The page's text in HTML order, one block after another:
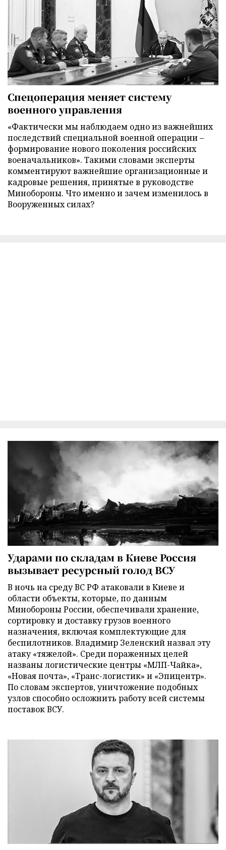
Спецоперация меняет систему
военного управления
«Фактически мы наблюдаем одно из важнейших
последствий специальной военной операции –
формирование нового поколения российских
военачальников». Такими словами эксперты
комментируют важнейшие организационные и
кадровые решения, принятые в руководстве
Минобороны. Что именно и зачем изменилось в
Вооруженных силах?
Ударами по складам в Киеве Россия
вызывает ресурсный голод ВСУ
В ночь на среду ВС РФ атаковали в Киеве и
области объекты, которые, по данным
Минобороны России, обеспечивали хранение,
сортировку и доставку грузов военного
назначения, включая комплектующие для
беспилотников. Владимир Зеленский назвал эту
атаку «тяжелой». Среди пораженных целей
названы логистические центры «МЛП-Чайка»,
«Новая почта», «Транс-логистик» и «Эпицентр».
По словам экспертов, уничтожение подобных
узлов способно осложнить работу всей системы
поставок ВСУ.